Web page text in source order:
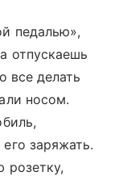
педалью»,
отпускаешь
все делать
носом.
заряжать.
розетку,